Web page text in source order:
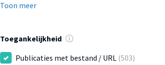
Toon meer
Toegankelijkheid
Publicaties met bestand / URL (503)